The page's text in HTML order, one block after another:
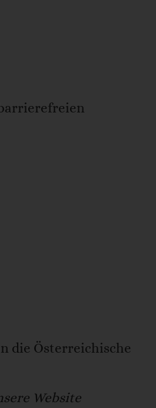
die Österreichische
Website